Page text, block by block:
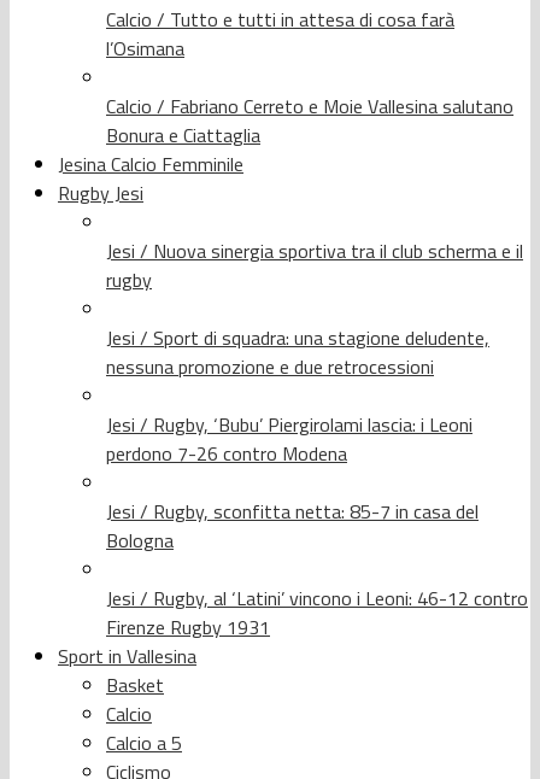
Calcio / Tutto e tutti in attesa di cosa farà
l’Osimana
Calcio / Fabriano Cerreto e Moie Vallesina salutano
Bonura e Ciattaglia
Jesina Calcio Femminile
Rugby Jesi
Jesi / Nuova sinergia sportiva tra il club scherma e il
rugby
Jesi / Sport di squadra: una stagione deludente,
nessuna promozione e due retrocessioni
Jesi / Rugby, ‘Bubu’ Piergirolami lascia: i Leoni
perdono 7-26 contro Modena
Jesi / Rugby, sconfitta netta: 85-7 in casa del
Bologna
Jesi / Rugby, al ‘Latini’ vincono i Leoni: 46-12 contro
Firenze Rugby 1931
Sport in Vallesina
Basket
Calcio
Calcio a 5
Ciclismo